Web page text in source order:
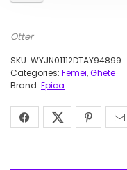
Otter
SKU: WYJN01112DTAY94899
Categories: Femei,Ghete
Brand: Epica